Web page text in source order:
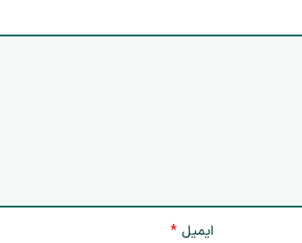
ایمیل *